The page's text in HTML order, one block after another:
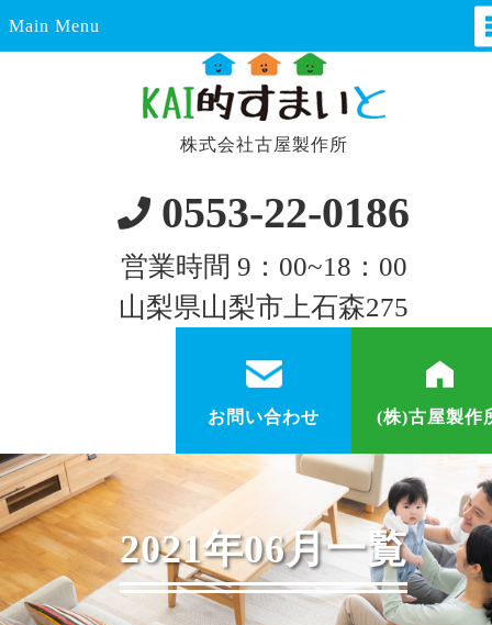
Main Menu
株式会社古屋製作所
0553-22-0186
営業時間 9：00~18：00
山梨県山梨市上石森275
(株)古屋製作
お問い合わせ
2021年06月一覧